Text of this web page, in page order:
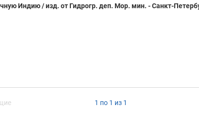
Индию / изд. от Гидрогр. деп. Мор. мин. - Санкт-
1 по 1 из 1